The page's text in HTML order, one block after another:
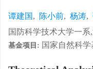
谭建国, 陈小前, 杨涛,
国防科学技术大学一系
基金项目: 国家自然科学